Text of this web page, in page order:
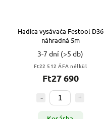
Hadica vysávača Festool D36
náhradná 5m
3-7 dní (>5 db)
Ft22 512 ÁFA nélkül
Ft27 690